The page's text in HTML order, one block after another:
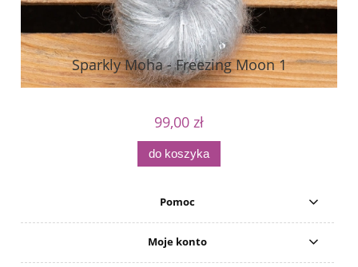
Sparkly Moha - Freezing Moon 1
99,00 zł
do koszyka
Pomoc
Moje konto